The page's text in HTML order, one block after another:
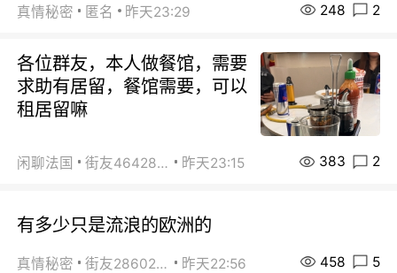
真情秘密 匿名 昨天23:29 248 2
各位群友，本人做餐馆，需要
求助有居留，餐馆需要，可以
租居留嘛
闲聊法国 街友46428878 昨天23:15 383 2
有多少只是流浪的欧洲的
真情秘密 街友28602925 昨天22:56 458 5